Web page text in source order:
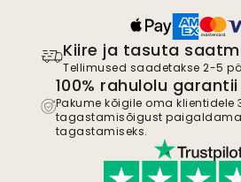
Kiire ja tasuta
Tellimused saadetakse 2-5
100% rahulolu garantii
Pakume kõigile oma
tagastamisõigust
tagastamiseks.